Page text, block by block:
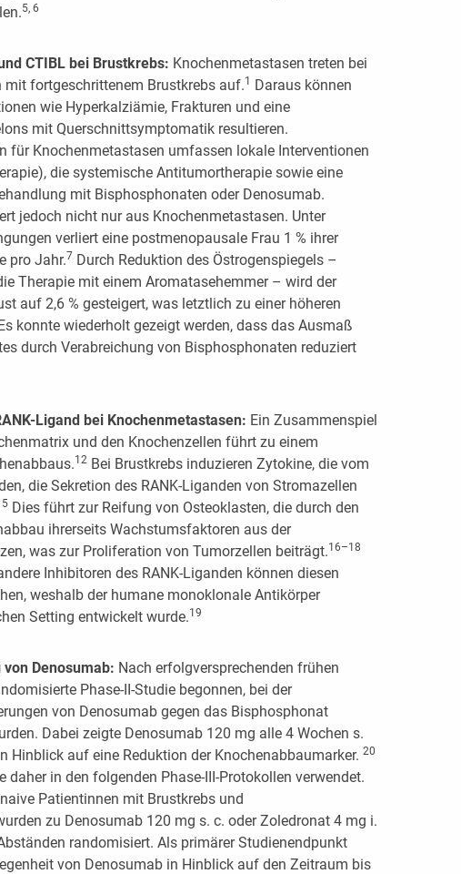
5, 6
CTIBL bei Brustkrebs: Knochenmetastasen treten bei
mit fortgeschrittenem Brustkrebs auf.1 Daraus können
wie Hyperkalziämie, Frakturen und eine
mit Querschnittsymptomatik resultieren.
für Knochenmetastasen umfassen lokale Interventionen
die systemische Antitumortherapie sowie eine
mit Bisphosphonaten oder Denosumab.
jedoch nicht nur aus Knochenmetastasen. Unter
verliert eine postmenopausale Frau 1 % ihrer
pro Jahr.7 Durch Reduktion des Östrogenspiegels –
Therapie mit einem Aromatasehemmer – wird der
auf 2,6 % gesteigert, was letztlich zu einer höheren
konnte wiederholt gezeigt werden, dass das Ausmaß
durch Verabreichung von Bisphosphonaten reduziert
Ligand bei Knochenmetastasen: Ein Zusammenspiel
und den Knochenzellen führt zu einem
12Bei Brustkrebs induzieren Zytokine, die vom
die Sekretion des RANK-Liganden von Stromazellen
Dies führt zur Reifung von Osteoklasten, die durch den
ihrerseits Wachstumsfaktoren aus der
was zur Proliferation von Tumorzellen beiträgt.16–18
Inhibitoren des RANK-Liganden können diesen
weshalb der humane monoklonale Antikörper
Setting entwickelt wurde.19
Denosumab: Nach erfolgversprechenden frühen
Phase-II-Studie begonnen, bei der
von Denosumab gegen das Bisphosphonat
Dabei zeigte Denosumab 120 mg alle 4 Wochen s.
Hinblick auf eine Reduktion der Knochenabbaumarker. 20
daher in den folgenden Phase-III-Protokollen verwendet.
Patientinnen mit Brustkrebs und
zu Denosumab 120 mg s. c. oder Zoledronat 4 mg i.
randomisiert. Als primärer Studienendpunkt
von Denosumab in Hinblick auf den Zeitraum bis